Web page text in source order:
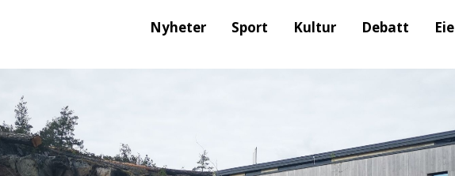
Nyheter Sport Kultur Debatt